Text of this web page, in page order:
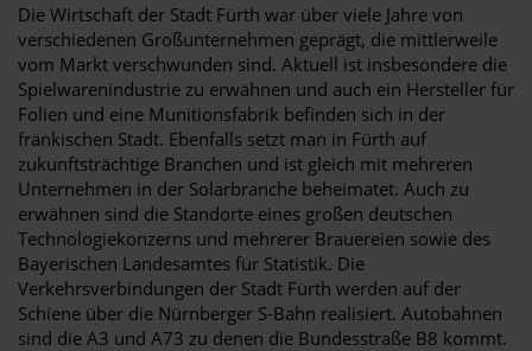
Die Wirtschaft der Stadt Fürth war über viele Jahre von
verschiedenen Großunternehmen geprägt, die mittlerweile
vom Markt verschwunden sind. Aktuell ist insbesondere die
Spielwarenindustrie zu erwähnen und auch ein Hersteller für
Folien und eine Munitionsfabrik befinden sich in der
fränkischen Stadt. Ebenfalls setzt man in Fürth auf
zukunftsträchtige Branchen und ist gleich mit mehreren
Unternehmen in der Solarbranche beheimatet. Auch zu
erwähnen sind die Standorte eines großen deutschen
Technologiekonzerns und mehrerer Brauereien sowie des
Bayerischen Landesamtes für Statistik. Die
Verkehrsverbindungen der Stadt Fürth werden auf der
Schiene über die Nürnberger S-Bahn realisiert. Autobahnen
sind die A3 und A73 zu denen die Bundesstraße B8 kommt.